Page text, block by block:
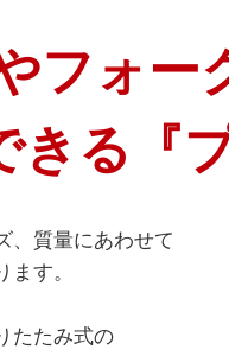
フォー
きる『
、質量にあわせて
す。
たたみ式の